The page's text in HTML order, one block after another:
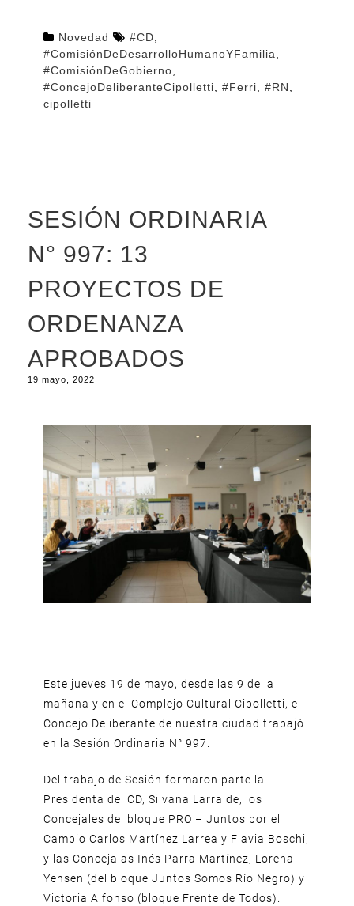
Novedad #CD
#ComisiónDeDesarrolloHumanoYFamilia
#ComisiónDeGobierno
#ConcejoDeliberanteCipolletti
#Ferri #RN
cipolletti
SESIÓN ORDINARIA
N° 997: 13
PROYECTOS DE
ORDENANZA
APROBADOS
19 mayo, 2022
Este jueves 19 de mayo, desde las 9 de la
mañana y en el Complejo Cultural Cipolletti, el
Concejo Deliberante de nuestra ciudad trabajó
en la Sesión Ordinaria N° 997.
Del trabajo de Sesión formaron parte la
Presidenta del CD, Silvana Larralde, los
Concejales del bloque PRO – Juntos por el
Cambio Carlos Martínez Larrea y Flavia Boschi,
y las Concejalas Inés Parra Martínez, Lorena
Yensen (del bloque Juntos Somos Río Negro) y
Victoria Alfonso (bloque Frente de Todos).